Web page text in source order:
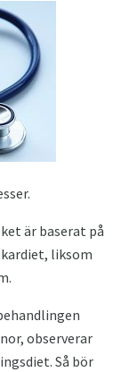
är baserat på
liksom
observerar
Så bör